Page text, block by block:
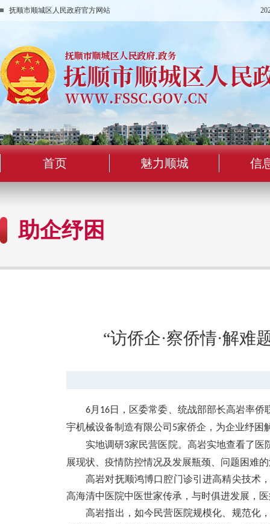
抚顺市顺城区人民政府官方网站
首页 魅力顺城 信
助企纾困
“访侨企·察侨情·解
6月 16日，区委常委、统战部部长高岩率
宇机械设备制造有限公司 5家侨企，为企业纾困
实地调研3家民营医院。高岩实地查看了医
展现状、疫情防控情况及发展瓶颈、问题困难
高岩对抚顺鸿博口腔门诊引进高精尖技术
高海清中医院中医世家传承，与时俱进发展，
高岩指出，如今民营医院规模化、规范化